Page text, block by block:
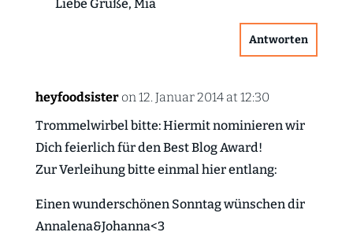
Liebe Grüße, Mia
Antworten
heyfoodsister on 12. Januar 2014 at 12:30
Trommelwirbel bitte: Hiermit nominieren wir
Dich feierlich für den Best Blog Award!
Zur Verleihung bitte einmal hier entlang:
Einen wunderschönen Sonntag wünschen dir
Annalena&Johanna<3